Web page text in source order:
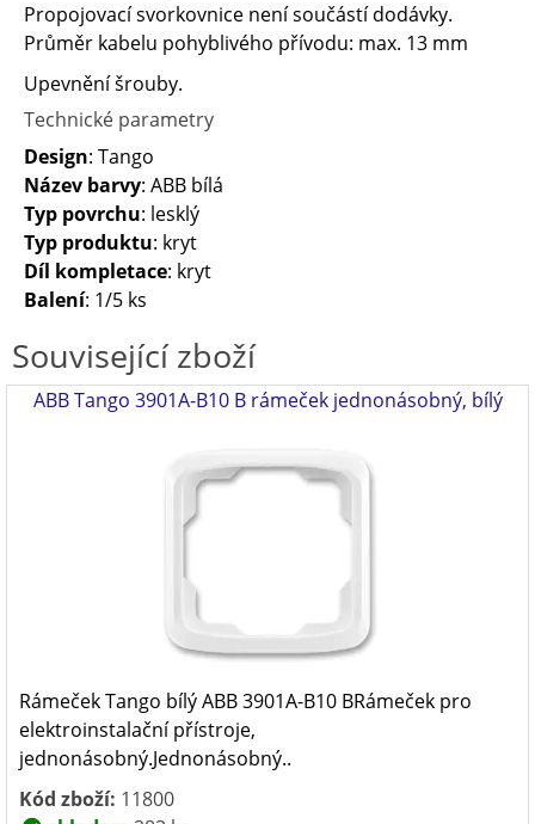
Propojovací svorkovnice není součástí dodávky.
Průměr kabelu pohyblivého přívodu: max. 13 mm
Upevnění šrouby.
Technické parametry
Design: Tango
Název barvy: ABB bílá
Typ povrchu: lesklý
Typ produktu: kryt
Díl kompletace: kryt
Balení: 1/5 ks
Související zboží
ABB Tango 3901A-B10 B rámeček jednonásobný, bílý
Rámeček Tango bílý ABB 3901A-B10 BRámeček pro
elektroinstalační přístroje,
jednonásobný.Jednonásobný..
Kód zboží: 11800